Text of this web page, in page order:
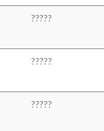
?????
?????
?????